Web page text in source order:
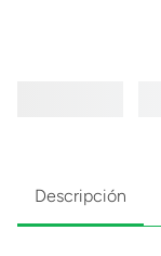
Descripción